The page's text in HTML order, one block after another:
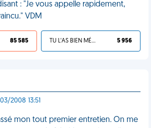
: "Je vous appelle rapidement,
VDM
85 585 TU L'AS BIEN MÉRITÉ 5 956
2008 13:51
mon tout premier entretien. On me